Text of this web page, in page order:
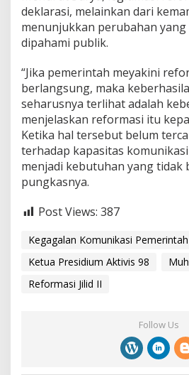
deklarasi, melainkan dari
menunjukkan perubahan
dipahami publik.
“Jika pemerintah meyakini
berlangsung, maka
seharusnya terlihat adalah
menjelaskan reformasi itu
Ketika hal tersebut belum
terhadap kapasitas
menjadi kebutuhan yang tidak
pungkasnya.
Post Views: 387
Kegagalan Komunikasi Pemerintah
Ketua Presidium Aktivis 98
Reformasi Jilid II
Follow Us